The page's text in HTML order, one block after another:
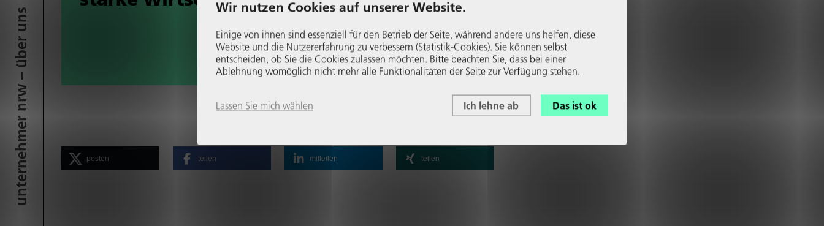
unter­neh­mer nrw – über uns
Henkel President Deutsch­land, berichtet
dazu im NRW-Wirt­schafts­blog.
Wei­ter­le­sen
teilen mitteilen teilen
Wir nutzen Cookies auf unserer Website.
Einige von ihnen sind essenziell für den Betrieb der Seite, während andere uns helfen, diese
Website und die Nutzer­er­fah­rung zu verbessern (Statistik-Cookies). Sie können selbst
entscheiden, ob Sie die Cookies zulassen möchten. Bitte beachten Sie, dass bei einer
Ablehnung womöglich nicht mehr alle Funk­tio­na­li­täten der Seite zur Verfügung stehen.
Lassen Sie mich wählen Ich lehne ab Das ist ok